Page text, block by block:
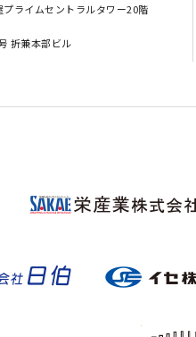
ライムセントラルタワー20階
折兼本部ビル